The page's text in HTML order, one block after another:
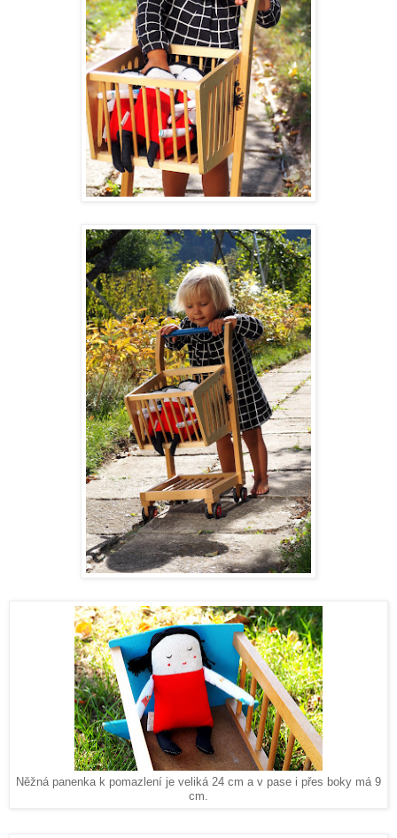
Něžná panenka k pomazlení je veliká 24 cm a v pase i přes boky má 9
cm.